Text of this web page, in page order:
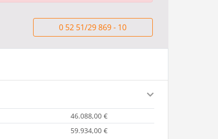
0 52 51/29 869 - 10
46.088,00 €
59.934,00 €